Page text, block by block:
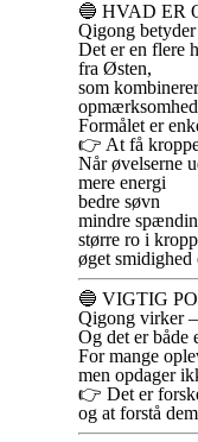
🔵 HVAD ER
Qigong betyder
Det er en flere
fra Østen,
som
Formålet er
👉 At få
Når øvelserne
mere energi
bedre søvn
mindre
større ro i
øget smidighed
🔵 VIGTIG
Qigong virker
Og det er
For mange
men opdager
👉 Det er
og at forstå